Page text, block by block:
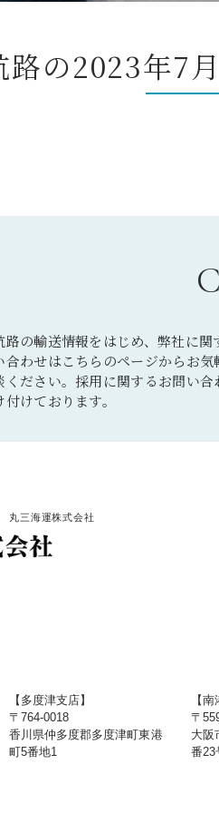
の2023年7
路の輸送情報をはじめ、弊社に関
合わせはこちらのページからお気
ください。採用に関するお問い合
付けております。
丸三海運株式会社
【多度津支店】
〒764-0018
香川県仲多度郡多度津町東港
町5番地1
【
〒
大阪
番23